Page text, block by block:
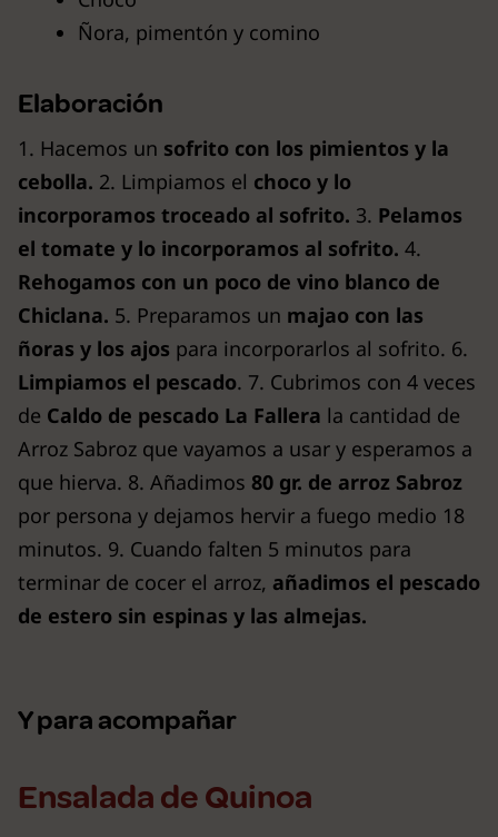
Ñora, pimentón y comino
Elaboración
1. Hacemos un sofrito con los pimientos y la
cebolla. 2. Limpiamos el choco y lo
incorporamos troceado al sofrito. 3. Pelamos
el tomate y lo incorporamos al sofrito. 4.
Rehogamos con un poco de vino blanco de
Chiclana. 5. Preparamos un majao con las
ñoras y los ajos para incorporarlos al sofrito. 6.
Limpiamos el pescado. 7. Cubrimos con 4 veces
de Caldo de pescado La Fallera la cantidad de
Arroz Sabroz que vayamos a usar y esperamos a
que hierva. 8. Añadimos 80 gr. de arroz Sabroz
por persona y dejamos hervir a fuego medio 18
minutos. 9. Cuando falten 5 minutos para
terminar de cocer el arroz, añadimos el pescado
de estero sin espinas y las almejas.
Y para acompañar
Ensalada de Quinoa